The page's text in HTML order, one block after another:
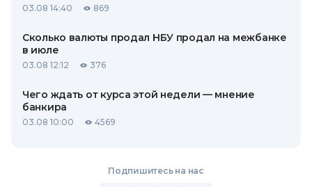
03.08 14:40 869
Сколько валюты продал НБУ продал на межбанке
в июле
03.08 12:12 376
Чего ждать от курса этой недели — мнение
банкира
03.08 10:00 4569
Подпишитесь на нас